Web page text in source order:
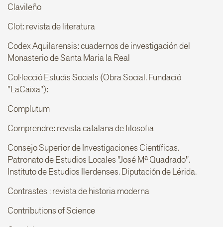
Clavileño
Clot: revista de literatura
Codex Aquilarensis: cuadernos de investigación del
Monasterio de Santa Maria la Real
Col·lecció Estudis Socials (Obra Social. Fundació
"LaCaixa"):
Complutum
Comprendre: revista catalana de filosofia
Consejo Superior de Investigaciones Científicas.
Patronato de Estudios Locales "José Mª Quadrado".
Instituto de Estudios Ilerdenses. Diputación de Lérida.
Contrastes : revista de historia moderna
Contributions of Science